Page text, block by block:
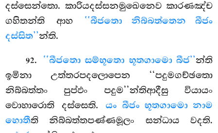
දස්සෙන්තො. කාරියදස්සනමුඛෙනෙව කාරණඤ්ච
ගහිතන්ති ආහ ‘‘බීජතො නිබ්බත්තෙන බීජං
දස්සිත’’න්ති.
92. ‘‘බීජතො සම්භූතො භූතගාමො බීජ’’න්ති
ඉමිනා උත්තරපදලොපෙන ‘‘පදුමගච්ඡතො
නිබ්බත්තං පුප්ඵං පදුම’’න්තිආදීසු වියායං
වොහාරොති දස්සෙති.යං බීජං භූතගාමො නාම
හොතීති නිබ්බත්තපණ්ණමූලං සන්ධාය වදති.